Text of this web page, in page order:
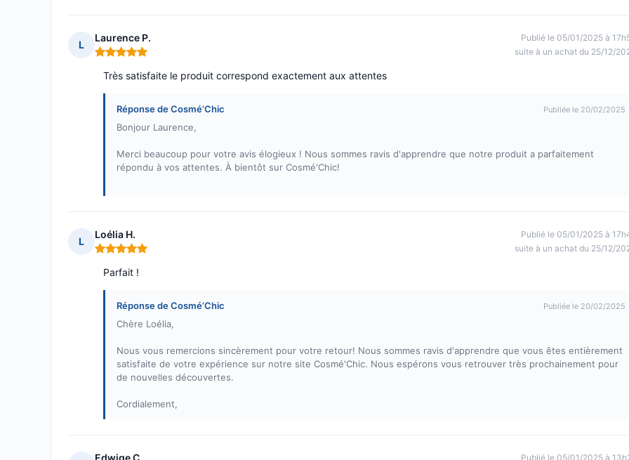
L
Laurence P.
Note : 5 sur 5
Publié le 05/01/2025 à
suite à un achat du 25/12/
Très satisfaite le produit correspond exactement aux attentes
Réponse de Cosmé’Chic Publiée le 20/02/2025
Bonjour Laurence,
Merci beaucoup pour votre avis élogieux ! Nous sommes ravis d'apprendre que notre produit a parfaitement
répondu à vos attentes. À bientôt sur Cosmé'Chic!
L
Loélia H.
Note : 5 sur 5
Publié le 05/01/2025 à
suite à un achat du 25/12/
Parfait !
Réponse de Cosmé’Chic Publiée le 20/02/2025
Chère Loélia,
Nous vous remercions sincèrement pour votre retour! Nous sommes ravis d'apprendre que vous êtes entièrement
satisfaite de votre expérience sur notre site Cosmé'Chic. Nous espérons vous retrouver très prochainement pour
de nouvelles découvertes.
Cordialement,
Publié le 05/01/2025 à